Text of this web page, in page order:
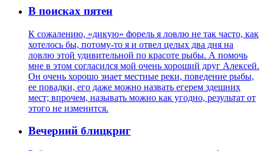
В поисках пятен
К сожалению, «дикую» форель я ловлю не так часто, как
хотелось бы, потому-то я и отвел целых два дня на
ловлю этой удивительной по красоте рыбы. А помочь
мне в этом согласился мой очень хороший друг Алексей.
Он очень хорошо знает местные реки, поведение рыбы,
ее повадки, его даже можно назвать егерем здешних
мест; впрочем, называть можно как угодно, результат от
этого не изменится.
Вечерний блицкриг